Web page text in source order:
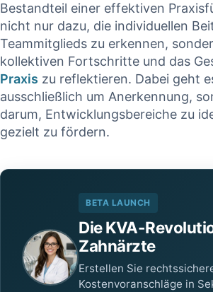
HKP korrekt
erstellt –
die PKV
kürzt |
Fachanalyse
Zahnärzte
CONTINUE READING
Bestandteil einer effektiven
nicht ​nur dazu, die individuellen
Teammitglieds⁤ zu erkennen,
kollektiven ‌Fortschritte ⁤und das
Praxis ⁢zu⁣ reflektieren. Dabei geht
ausschließlich um Anerkennung,
darum, Entwicklungsbereiche zu
gezielt zu fördern.
BETA LAUNCH
Die KVA-
Zahnärzte
Erstellen Sie
Kostenvoranschläge in